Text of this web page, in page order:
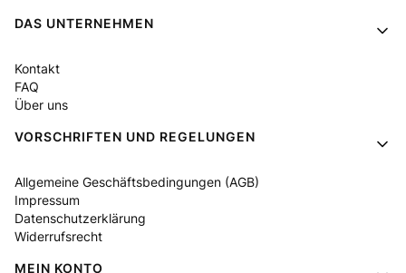
DAS UNTERNEHMEN
Kontakt
FAQ
Über uns
VORSCHRIFTEN UND REGELUNGEN
Allgemeine Geschäftsbedingungen (AGB)
Impressum
Datenschutzerklärung
Widerrufsrecht
MEIN KONTO